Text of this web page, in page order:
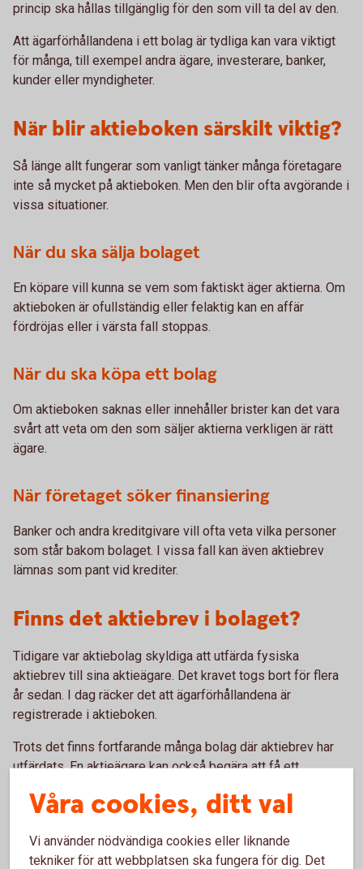
princip ska hållas tillgänglig för den som vill ta del av den.
Att ägarförhållandena i ett bolag är tydliga kan vara viktigt
för många, till exempel andra ägare, investerare, banker,
kunder eller myndigheter.
När blir aktieboken särskilt viktig?
Så länge allt fungerar som vanligt tänker många företagare
inte så mycket på aktieboken. Men den blir ofta avgörande i
vissa situationer.
När du ska sälja bolaget
En köpare vill kunna se vem som faktiskt äger aktierna. Om
aktieboken är ofullständig eller felaktig kan en affär
fördröjas eller i värsta fall stoppas.
När du ska köpa ett bolag
Om aktieboken saknas eller innehåller brister kan det vara
svårt att veta om den som säljer aktierna verkligen är rätt
ägare.
När företaget söker finansiering
Banker och andra kreditgivare vill ofta veta vilka personer
som står bakom bolaget. I vissa fall kan även aktiebrev
lämnas som pant vid krediter.
Finns det aktiebrev i bolaget?
Tidigare var aktiebolag skyldiga att utfärda fysiska
aktiebrev till sina aktieägare. Det kravet togs bort för flera
år sedan. I dag räcker det att ägarförhållandena är
registrerade i aktieboken.
Trots det finns fortfarande många bolag där aktiebrev har
utfärdats. En aktieägare kan också begära att få ett
Ett aktiebrev är ett värdepapper, och den som innehar
brevet anses normalt vara ägare till aktien. Därför är det
viktigt att veta var eventuella aktiebrev finns.
Våra cookies, ditt val
Vi använder nödvändiga cookies eller liknande
tekniker för att webbplatsen ska fungera för dig. Det